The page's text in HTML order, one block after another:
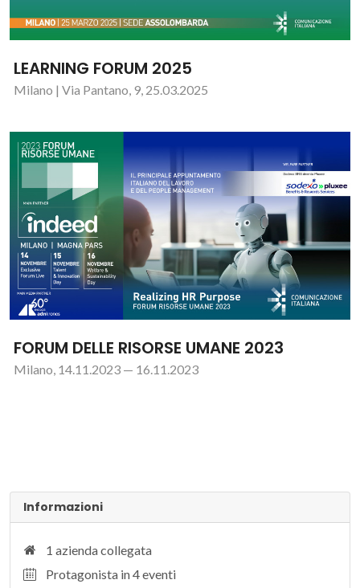
LEARNING FORUM 2025
Milano | Via Pantano, 9, 25.03.2025
FORUM DELLE RISORSE UMANE 2023
Milano, 14.11.2023 — 16.11.2023
Informazioni
1 azienda collegata
Protagonista in 4 eventi